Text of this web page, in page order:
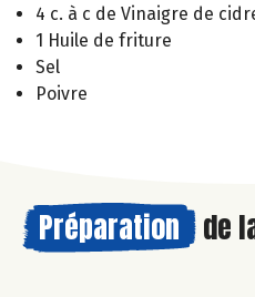
4 c. à c de Vinaigre de
1 Huile de friture
Sel
Poivre
Préparation de